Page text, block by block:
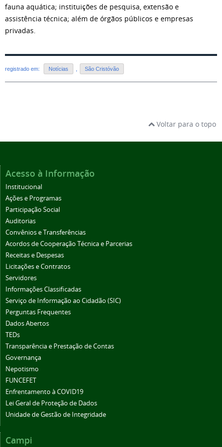
fauna aquática; instituições de pesquisa, extensão e
assistência técnica; além de órgãos públicos e empresas
privadas.
registrado em: Notícias São Cristóvão
Voltar para o topo
Acesso à Informação
Institucional
Ações e Programas
Participação Social
Auditorias
Convênios e Transferências
Acordos de Cooperação Técnica e Parcerias
Receitas e Despesas
Licitações e Contratos
Servidores
Informações Classificadas
Serviço de Informação ao Cidadão (SIC)
Perguntas Frequentes
Dados Abertos
TEDs
Transparência e Prestação de Contas
Governança
Nepotismo
FUNCEFET
Enfrentamento à COVID19
Lei Geral de Proteção de Dados
Unidade de Gestão de Integridade
Campi